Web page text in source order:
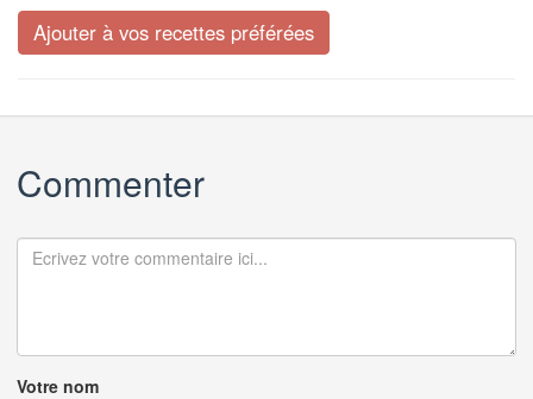
Commenter
Votre nom